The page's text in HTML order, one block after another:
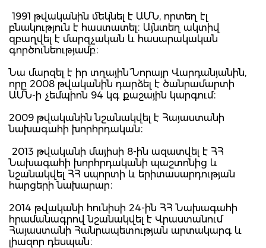
1991 թվականին մեկնել է ԱՄՆ, որտեղ էլ
բնակություն է հաստատել։ Այնտեղ ակտիվ
զբաղվել է մարզչական և հասարակական
գործունեությամբ։
Նա մարզել է իր տղային` Նորայր Վարդանյանին,
որը 2008 թվականին դարձել է ծանրամարտի
ԱՄՆ-ի չեմպիոն 94 կգ քաշային կարգում։
2009 թվականին նշանակվել է Հայաստանի
նախագահի խորհրդական։
2013 թվականի մայիսի 8-ին ազատվել է ՀՀ
Նախագահի խորհրդականի պաշտոնից և
նշանակվել ՀՀ սպորտի և երիտասարդության
հարցերի նախարար։
2014 թվականի հունիսի 24-ին ՀՀ Նախագահի
հրամանագրով նշանակվել է Վրաստանում
Հայաստանի Հանրապետության արտակարգ և
լիազոր դեսպան։